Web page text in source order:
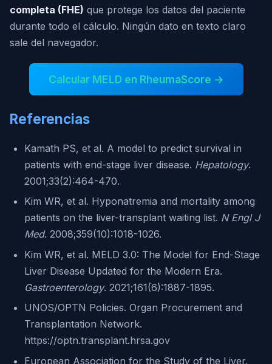
completa (FHE) que protege los datos del paciente
durante todo el cálculo. Ningún dato en texto claro
sale del navegador.
Calcular MELD en RheumaScore →
Referencias
Kamath PS, et al. A model to predict survival in
patients with end-stage liver disease. Hepatology.
2001;33(2):464-470.
Kim WR, et al. Hyponatremia and mortality among
patients on the liver-transplant waiting list. N Engl J
Med. 2008;359(10):1018-1026.
Kim WR, et al. MELD 3.0: The Model for End-Stage
Liver Disease Updated for the Modern Era.
Gastroenterology. 2021;161(6):1887-1895.
UNOS/OPTN Policies. Organ Procurement and
Transplantation Network.
https://optn.transplant.hrsa.gov
European Association for the Study of the Liver.